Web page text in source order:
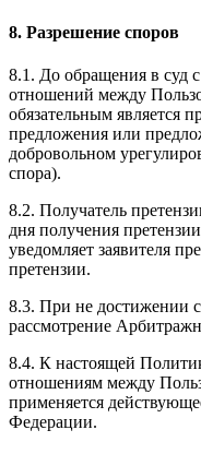
8. Разрешение споров
8.1. До обращения в суд
отношений между
обязательным является
предложения или
добровольном
спора).
8.2. Получатель
дня получения
уведомляет заявителя
претензии.
8.3. При не достижении
рассмотрение
8.4. К настоящей
отношениям между
применяется
Федерации.